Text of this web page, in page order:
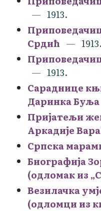
1913.
Срдић
1913.
1913.
Сараднице
Даринка Буља
Пријатељи
Аркадије
Српска
Биографија
(одломак из
Везилачка
(одломци из